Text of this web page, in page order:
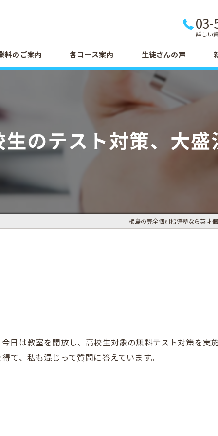
03-
詳しい
料のご案内 各コース案内 生徒さんの声
生のテスト対策、大盛
梅島の完全個別指導塾なら英才
日は教室を開放し、高校生対象の無料テスト対策を実施
て、私も混じって質問に答えています。